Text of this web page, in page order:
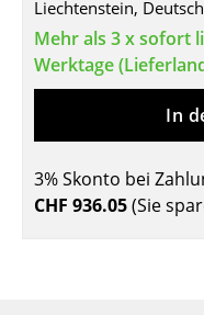
... alle Sitzmöbel
Beistelltische
Couchtische
Liechtenstein,
Mehr als 3 x sofort
Werktage
In
3% Skonto bei
CHF 936.05(Sie